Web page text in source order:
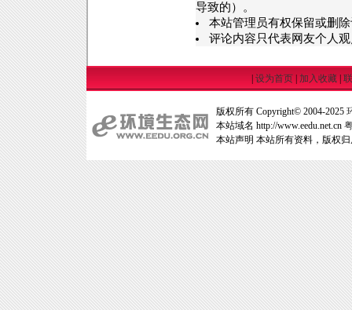
导致的）。
本站管理员有权保留或删
评论内容只代表网友个人
设为首页| 加入收藏|
版权所有 Copyright© 2004-2025
本站域名 http://www.eedu.net.cn
本站声明 本站所有资料，版权